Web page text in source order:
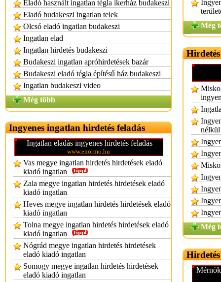
Eladó használt ingatlan tégla ikerház budakeszi
Eladó budakeszi ingatlan telek
Olcsó eladó ingatlan budakeszi
Ingatlan elad
Ingatlan hirdetés budakeszi
Budakeszi ingatlan apróhirdetések bazár
Budakeszi eladó tégla építésű ház budakeszi
Ingatlan budakeszi video
Még több
Ingyenes ingatlan hirdetés feladás
Ingatlan eladás ingyenes hirdetés feladás
www.enormo.hu
Vas megye ingatlan hirdetés hirdetések eladó
kiadó ingatlan
Zala megye ingatlan hirdetés hirdetések eladó
kiadó ingatlan
Heves megye ingatlan hirdetés hirdetések eladó
kiadó ingatlan
Tolna megye ingatlan hirdetés hirdetések eladó
kiadó ingatlan
Nógrád megye ingatlan hirdetés hirdetések
eladó kiadó ingatlan
Somogy megye ingatlan hirdetés hirdetések
eladó kiadó ingatlan
Még
nélkül
Még